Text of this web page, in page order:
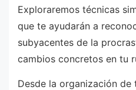
Exploraremos técnicas
que te ayudarán a
subyacentes de la
cambios concretos en tu
Desde la organización de